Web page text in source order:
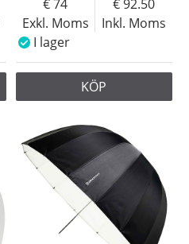
Exkl. Moms
74
Inkl. Moms
92.50
I lager
KÖP